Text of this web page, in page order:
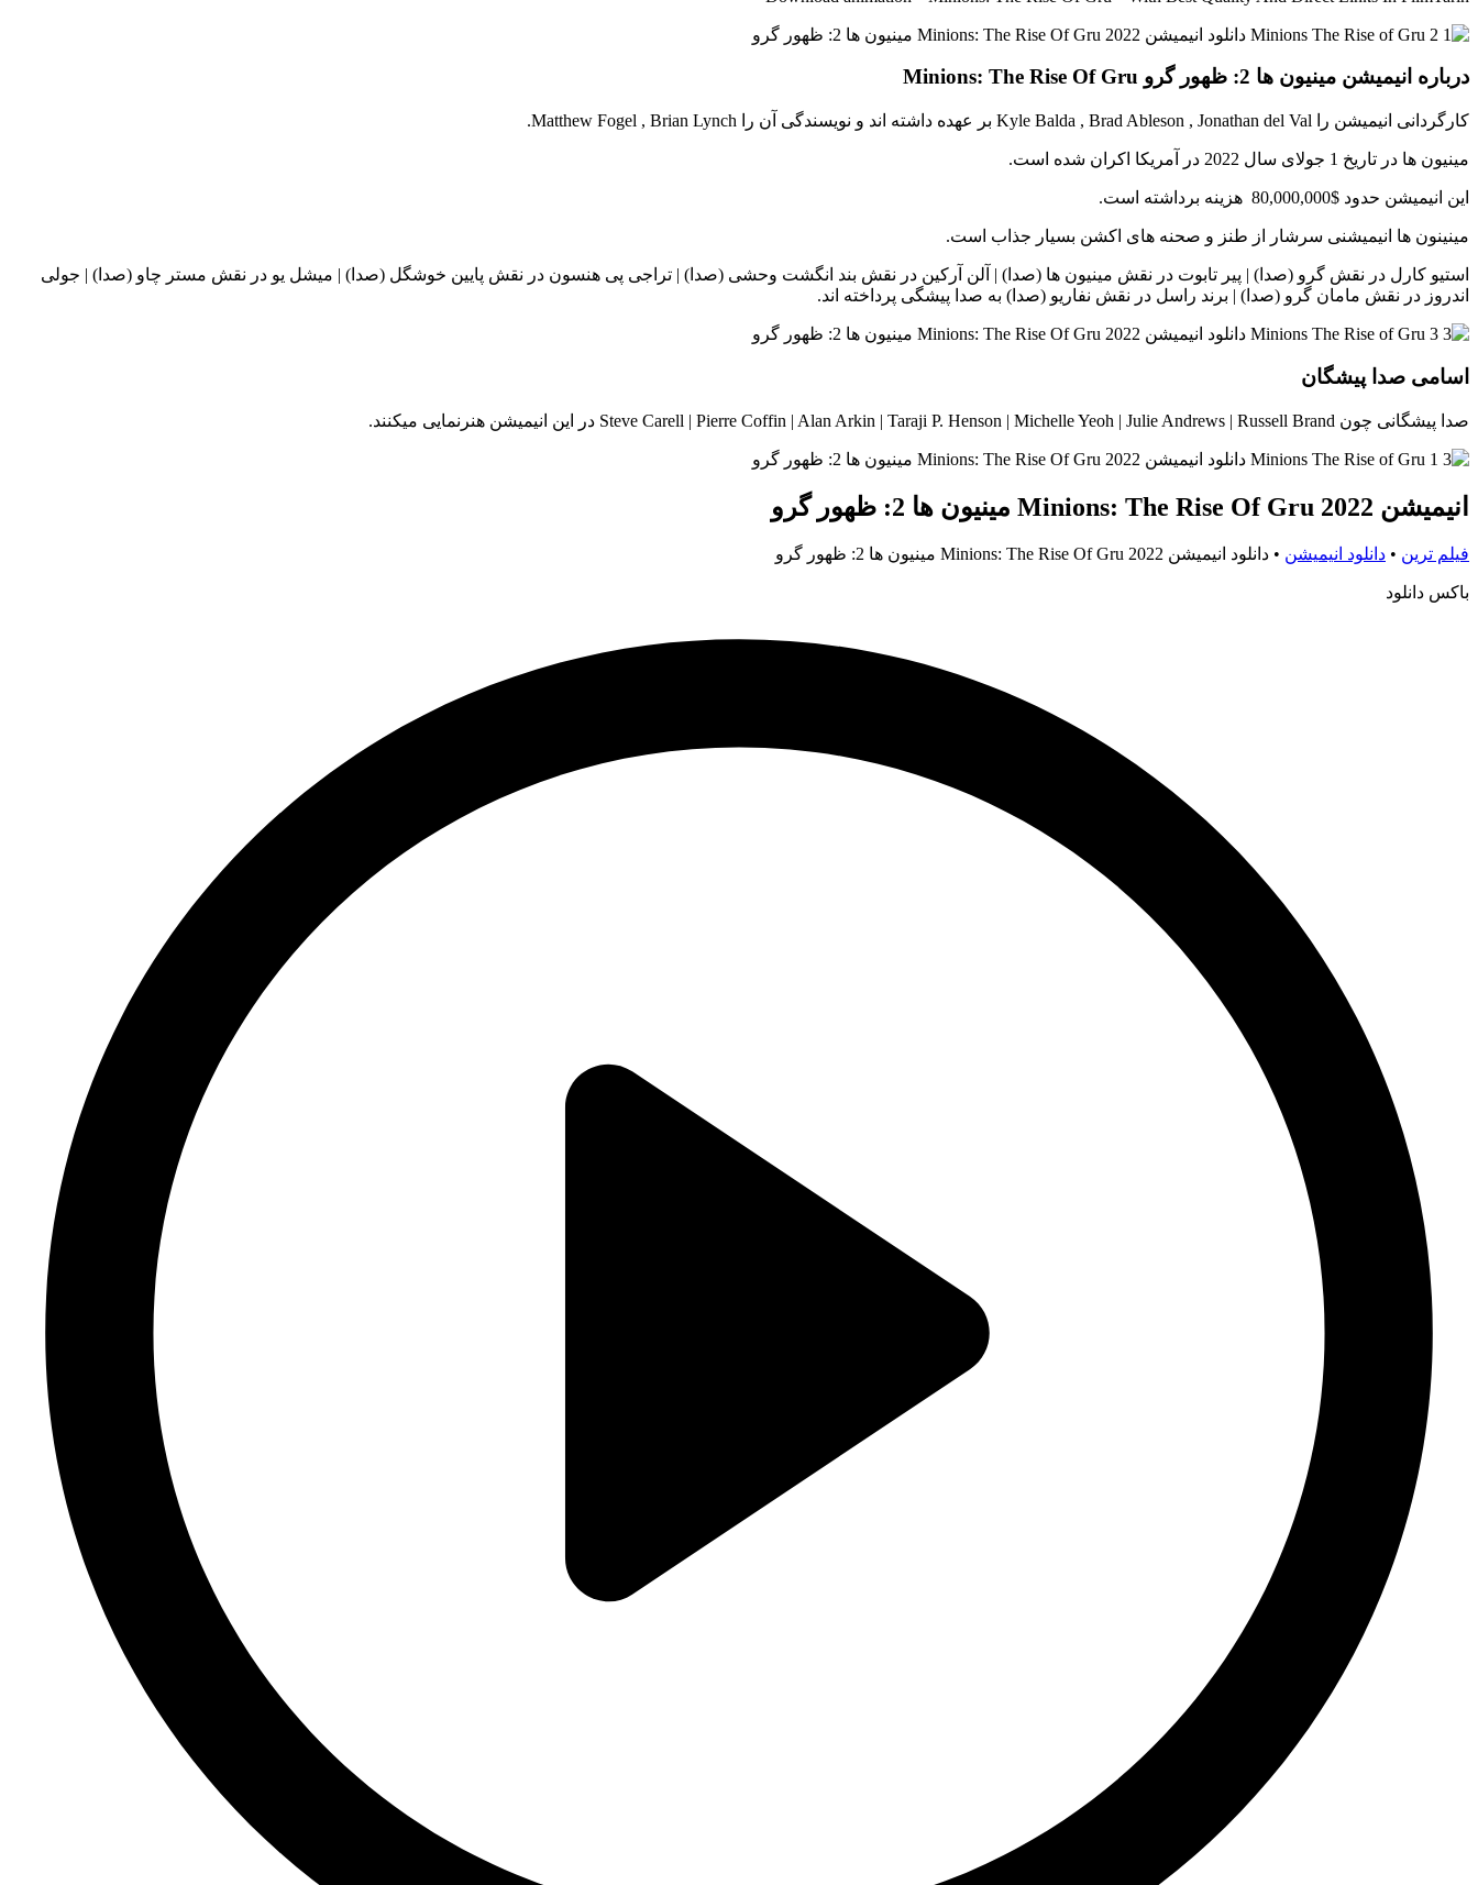
درباره انیمیشن مینیون ها 2: ظهور گرو Minions: The Rise Of Gru
کارگردانی انیمیشن را Kyle Balda , Brad Ableson , Jonathan del Val بر عهده داشته اند و نویسندگی آن را Matthew Fogel , Brian Lynch.
مینیون ها در تاریخ 1 جولای سال 2022 در آمریکا اکران شده است.
این انیمیشن حدود $80,000,000 هزینه برداشته است.
مینینون ها انیمیشنی سرشار از طنز و صحنه های اکشن بسیار جذاب است.
استیو کارل در نقش گرو (صدا) | پیر تابوت در نقش مینیون ها (صدا) | آلن آرکین در نقش بند انگشت وحشی (صدا) | تراجی پی هنسون در نقش پایین خوشگل (صدا) | میشل یو در نقش مستر چاو (صدا) | جولی
اندروز در نقش مامان گرو (صدا) | برند راسل در نقش نفاریو (صدا) به صدا پیشگی پرداخته اند.
اسامی صدا پیشگان
صدا پیشگانی چون Steve Carell | Pierre Coffin | Alan Arkin | Taraji P. Henson | Michelle Yeoh | Julie Andrews | Russell Brand در این انیمیشن هنرنمایی میکنند.
انیمیشن Minions: The Rise Of Gru 2022 مینیون ها 2: ظهور گرو
فیلم ترین • دانلود انیمیشن • دانلود انیمیشن Minions: The Rise Of Gru 2022 مینیون ها 2: ظهور گرو
باکس دانلود